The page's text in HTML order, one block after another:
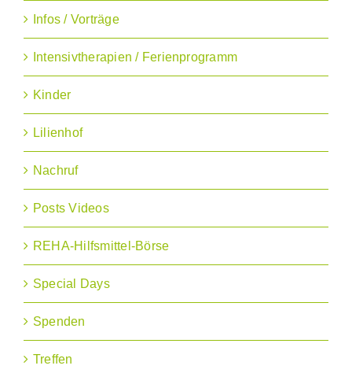
Infos / Vorträge
Intensivtherapien / Ferienprogramm
Kinder
Lilienhof
Nachruf
Posts Videos
REHA-Hilfsmittel-Börse
Special Days
Spenden
Treffen